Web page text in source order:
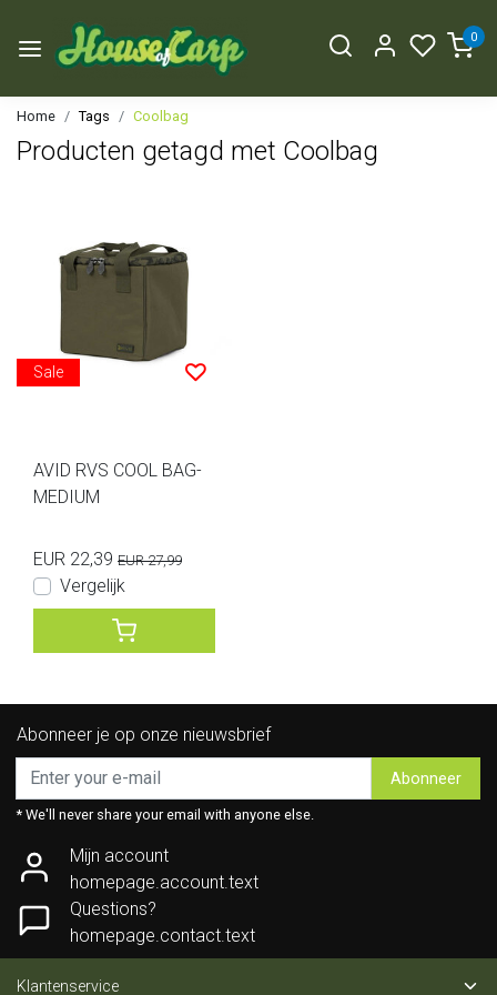
0
Home Tags Coolbag
Producten getagd met Coolbag
Sale
AVID RVS COOL BAG-
MEDIUM
EUR 22,39 EUR 27,99
Vergelijk
Abonneer je op onze nieuwsbrief
Abonneer
* We'll never share your email with anyone else.
Mijn account
homepage.account.text
Questions?
homepage.contact.text
Klantenservice